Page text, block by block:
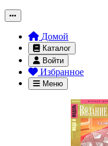
Домой
Каталог
Войти
Избранное
Меню